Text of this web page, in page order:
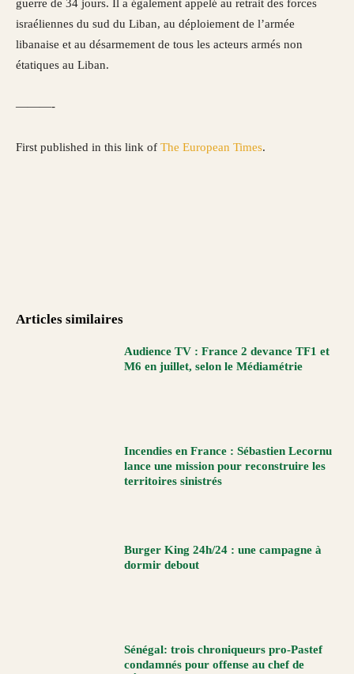
guerre de 34 jours. Il a également appelé au retrait des forces
israéliennes du sud du Liban, au déploiement de l’armée
libanaise et au désarmement de tous les acteurs armés non
étatiques au Liban.
———-
First published in this link of The European Times.
Articles similaires
Audience TV : France 2 devance TF1 et
M6 en juillet, selon le Médiamétrie
Incendies en France : Sébastien Lecornu
lance une mission pour reconstruire les
territoires sinistrés
Burger King 24h/24 : une campagne à
dormir debout
Sénégal: trois chroniqueurs pro-Pastef
condamnés pour offense au chef de